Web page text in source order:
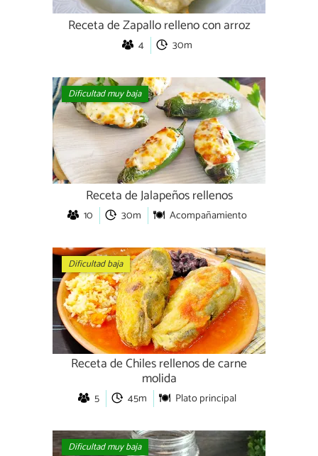
Receta de Zapallo relleno con arroz
4 30m
Dificultad muy baja
Receta de Jalapeños rellenos
10 30m Acompañamiento
Dificultad baja
Receta de Chiles rellenos de carne
molida
5 45m Plato principal
Dificultad muy baja